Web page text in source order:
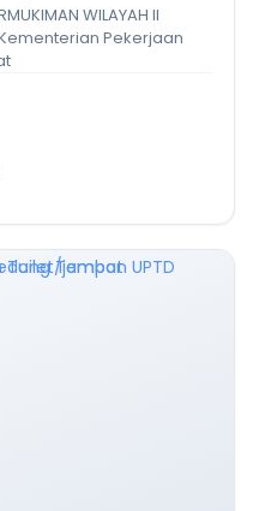
WILAYAH II
Kementerian Pekerjaan